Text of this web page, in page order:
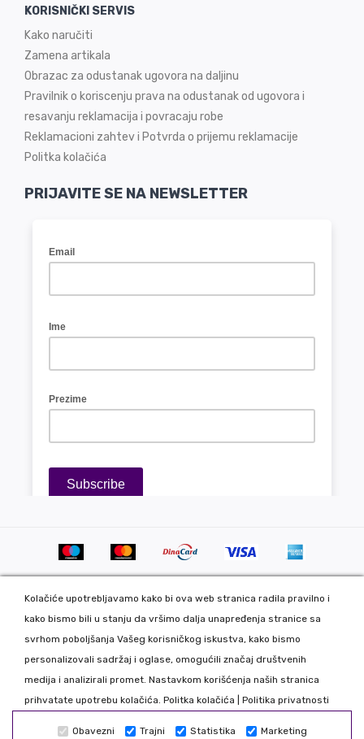
Kolačiće upotrebljavamo kako bi ova web stranica radila pravilno i
kako bismo bili u stanju da vršimo dalja unapređenja stranice sa
svrhom poboljšanja Vašeg korisničkog iskustva, kako bismo
personalizovali sadržaj i oglase, omogućili značaj društvenih
medija i analizirali promet. Nastavkom korišćenja naših stranica
prihvatate upotrebu kolačića. Politka kolačića Politika privatnosti
Obavezni Trajni Statistika Marketing
KORISNIČKI SERVIS
Kako naručiti
Zamena artikala
Obrazac za odustanak ugovora na daljinu
Pravilnik o koriscenju prava na odustanak od ugovora i
resavanju reklamacija i povracaju robe
Reklamacioni zahtev i Potvrda o prijemu reklamacije
Politka kolačića
PRIJAVITE SE NA NEWSLETTER
Copyright 2020 DekorDom Group DOO. All Rights Reserved. Web
development: CMS by Global Webmasters -
Izrada internet prodavniceiSEObywww.wbsdigital.com